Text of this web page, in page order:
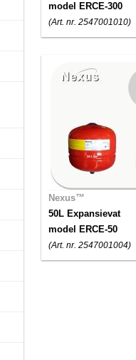
model ERCE-300
(Art. nr. 2547001010)
Nexus™
50L Expansievat
model ERCE-50
(Art. nr. 2547001004)